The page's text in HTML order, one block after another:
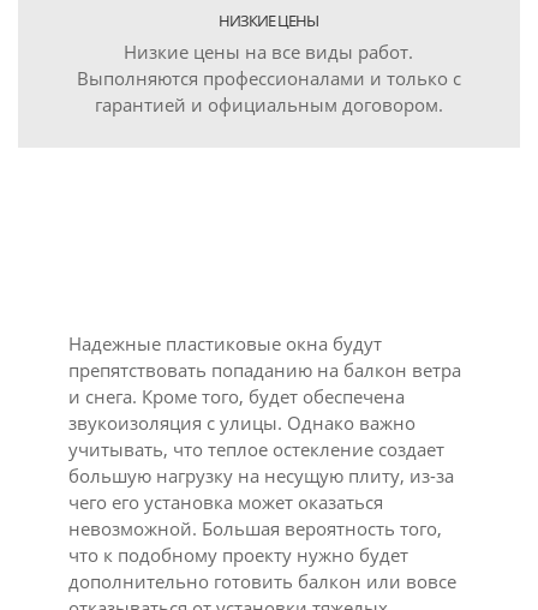
НИЗКИЕ ЦЕНЫ
Низкие цены на все виды работ.
Выполняются профессионалами и только с
гарантией и официальным договором.
Надежные пластиковые окна будут
препятствовать попаданию на балкон ветра
и снега. Кроме того, будет обеспечена
звукоизоляция с улицы. Однако важно
учитывать, что теплое остекление создает
большую нагрузку на несущую плиту, из-за
чего его установка может оказаться
невозможной. Большая вероятность того,
что к подобному проекту нужно будет
дополнительно готовить балкон или вовсе